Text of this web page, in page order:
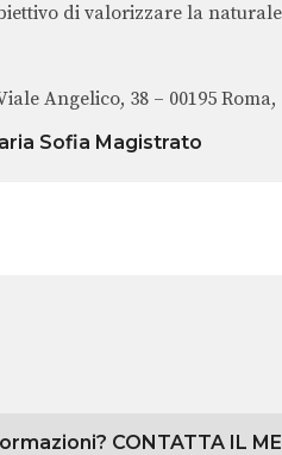
di valorizzare la
Angelico, 38 – 00195
Sofia Magistrato
CONTATTA IL